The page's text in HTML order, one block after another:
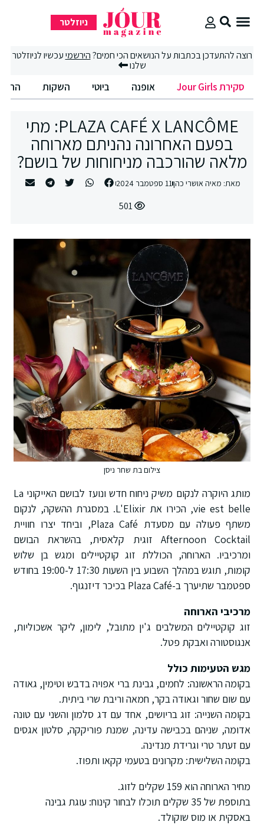
ניוזלטר
רוצה להתעדכן בכתבות על הנושאים הכי חמים?הירשמיעכשיו לניוזלטר
שלנו
סקירת Jour Girls אופנה ביוטי השקות החיים
PLAZA CAFÉ X LANCÔME: מתי
בפעם האחרונה נהניתם מארוחה
מלאה שהורכבה מניחוחות של בושם?
מאת:מאיה אושרי כהן 11 ספטמבר 2024
501
צילום בת שחר ניסן
מותג היוקרה לנקום משיק ניחוח חדש ונועז לבושם האייקוני La
vie est belle, הכירו את L'Elixir. במסגרת ההשקה, לנקום
משתף פעולה עם מסעדת Plaza Café, וביחד יצרו חוויית
Afternoon Cocktail זוגית קלאסית, בהשראת הבושם
ומרכיביו. הארוחה, הכוללת זוג קוקטיילים ומגש בן שלוש
קומות, תוגש במהלך השבוע בין השעות 17:30 ל-19:00 בחודש
ספטמבר שתיערך ב-Plaza Café בכיכר דיזנגוף.
מרכיבי הארוחה
זוג קוקטיילים המשלבים ג'ין מתובל, לימון, ליקר אשכוליות,
אנגוסטורה ואבקת פטל.
מגש הטעימות כולל
בקומה הראשונה: לחמים, גבינת ברי אפויה בדבש וטימין, גאודה
עם שום שחור וגאודה בקר, חמאה וריבת שרי ביתית.
בקומה השנייה: זוג בריושים, אחד עם דג סלמון והשני עם טונה
אדומה, שניהם בכבישה עדינה, שמנת פוריקקה, סלטון אגסים
עם זעתר טרי וגרידת מנדינה.
בקומה השלישית: מקרונים בטעמי קקאו ותפוז.
מחיר הארוחה הוא 159 שקלים לזוג.
בתוספת של 35 שקלים תוכלו לבחור קינוח: עוגת גבינה
באסקית או מוס שוקולד.